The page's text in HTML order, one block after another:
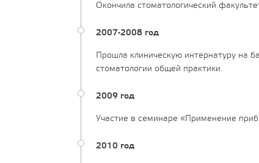
Окончила стоматологический
2007-2008 год
Прошла клиническую интернатуру на
стоматологии общей практики.
2009 год
Участие в семинаре «Применение
2010 год